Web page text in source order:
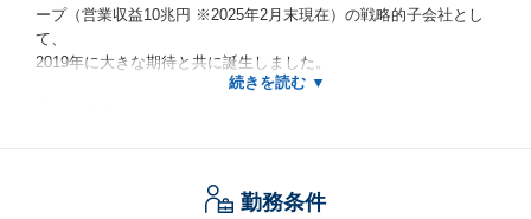
ープ（営業収益10兆円 ※2025年2月末現在）の戦略的子会社とし
て、
2019年に大きな期待と共に誕生しました。
このスローガンのもと、私たちはテクノロジーの力で、日々の買
勤務条件